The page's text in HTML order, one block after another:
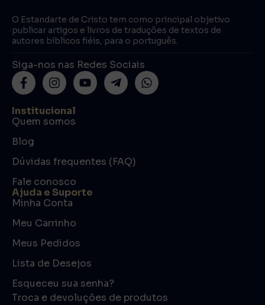
O Estandarte de Cristo tem como principal objetivo
publicar artigos e livros de traduções de textos de
autores bíblicos fiéis, para o português.
Siga-nos nas Redes Sociais
Institucional
Quem somos
Blog
Dúvidas frequentes (FAQ)
Fale conosco
Ajuda e Suporte
Minha Conta
Meu Carrinho
Meus Pedidos
Lista de Desejos
Esqueceu sua senha?
Troca e devoluções de produtos